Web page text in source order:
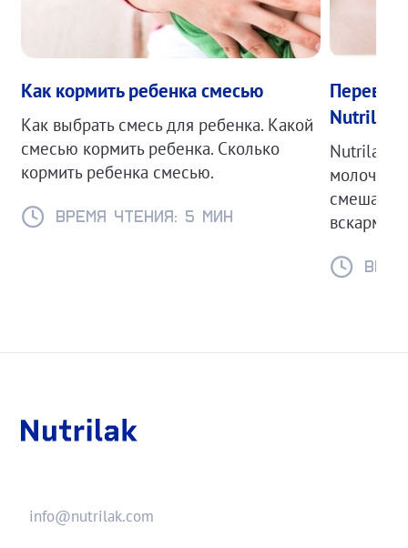
Как кормить ребенка смесью
Как выбрать смесь для ребенка. Какой
смесью кормить ребенка. Сколько
кормить ребенка смесью.
Время чтения: 5 мин
Перевод
Nutrilak
Nutrilak
info@nutrilak.com